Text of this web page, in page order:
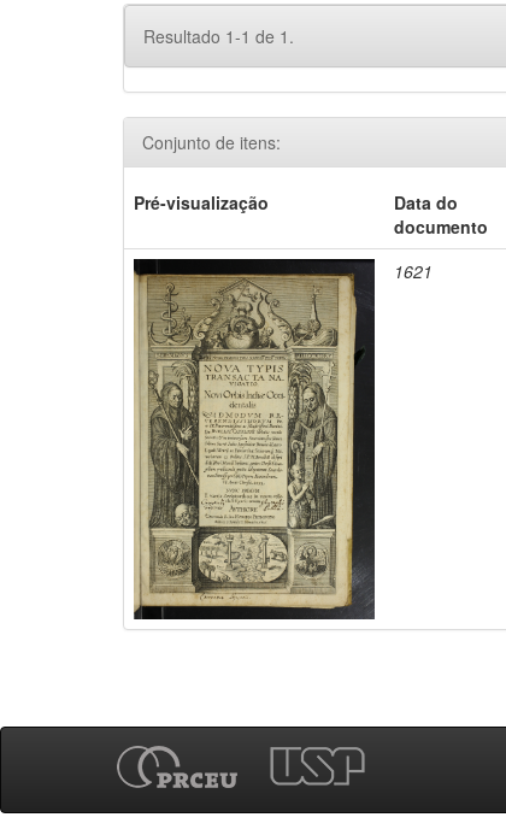
Resultado 1-1 de 1.
Conjunto de itens:
Pré-visualização
Data do
documento
1621